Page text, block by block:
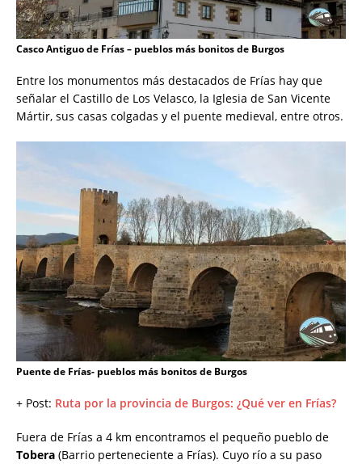
Casco Antiguo de Frías – pueblos más bonitos de Burgos
Entre los monumentos más destacados de Frías hay que
señalar el Castillo de Los Velasco, la Iglesia de San Vicente
Mártir, sus casas colgadas y el puente medieval, entre otros.
Puente de Frías- pueblos más bonitos de Burgos
+ Post: Ruta por la provincia de Burgos: ¿Qué ver en Frías?
Fuera de Frías a 4 km encontramos el pequeño pueblo de
Tobera (Barrio perteneciente a Frías). Cuyo río a su paso